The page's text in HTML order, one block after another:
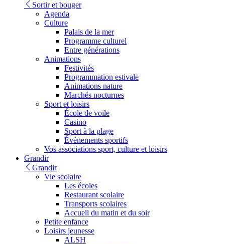
Sortir et bouger
Agenda
Culture
Palais de la mer
Programme culturel
Entre générations
Animations
Festivités
Programmation estivale
Animations nature
Marchés nocturnes
Sport et loisirs
École de voile
Casino
Sport à la plage
Événements sportifs
Vos associations sport, culture et loisirs
Grandir
Grandir
Vie scolaire
Les écoles
Restaurant scolaire
Transports scolaires
Accueil du matin et du soir
Petite enfance
Loisirs jeunesse
ALSH